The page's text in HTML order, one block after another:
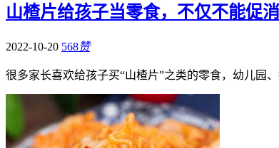
山楂片给孩子当零食，不仅不能促
2022-10-20 568赞
很多家长喜欢给孩子买“山楂片”之类的零食，幼儿园